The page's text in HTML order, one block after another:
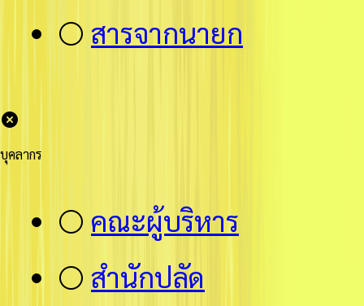
⚪ สารจากนายก
บุคลากร
⚪ คณะผู้บริหาร
⚪ สำนักปลัด